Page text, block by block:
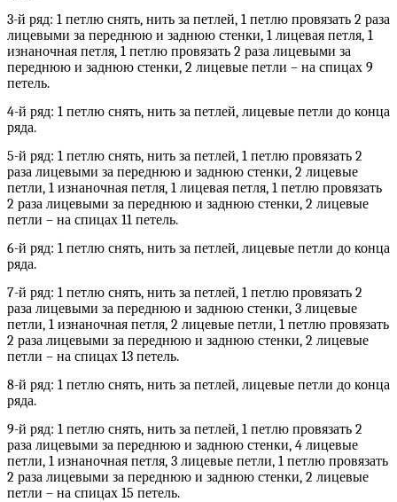
3-й ряд: 1 петлю снять, нить за петлей, 1 петлю провязать 2 раза
лицевыми за переднюю и заднюю стенки, 1 лицевая петля, 1
изнаночная петля, 1 петлю провязать 2 раза лицевыми за
переднюю и заднюю стенки, 2 лицевые петли – на спицах 9
петель.
4-й ряд: 1 петлю снять, нить за петлей, лицевые петли до конца
ряда.
5-й ряд: 1 петлю снять, нить за петлей, 1 петлю провязать 2
раза лицевыми за переднюю и заднюю стенки, 2 лицевые
петли, 1 изнаночная петля, 1 лицевая петля, 1 петлю провязать
2 раза лицевыми за переднюю и заднюю стенки, 2 лицевые
петли – на спицах 11 петель.
6-й ряд: 1 петлю снять, нить за петлей, лицевые петли до конца
ряда.
7-й ряд: 1 петлю снять, нить за петлей, 1 петлю провязать 2
раза лицевыми за переднюю и заднюю стенки, 3 лицевые
петли, 1 изнаночная петля, 2 лицевые петли, 1 петлю провязать
2 раза лицевыми за переднюю и заднюю стенки, 2 лицевые
петли – на спицах 13 петель.
8-й ряд: 1 петлю снять, нить за петлей, лицевые петли до конца
ряда.
9-й ряд: 1 петлю снять, нить за петлей, 1 петлю провязать 2
раза лицевыми за переднюю и заднюю стенки, 4 лицевые
петли, 1 изнаночная петля, 3 лицевые петли, 1 петлю провязать
2 раза лицевыми за переднюю и заднюю стенки, 2 лицевые
петли – на спицах 15 петель.